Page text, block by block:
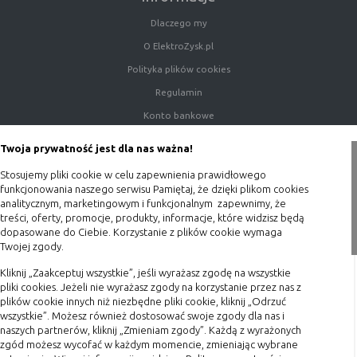
Twoja prywatność jest dla nas ważna!
Stosujemy pliki cookie w celu zapewnienia prawidłowego
funkcjonowania naszego serwisu Pamiętaj, że dzięki plikom cookies
analitycznym, marketingowym i funkcjonalnym zapewnimy, że
treści, oferty, promocje, produkty, informacje, które widzisz będą
dopasowane do Ciebie. Korzystanie z plików cookie wymaga
Twojej zgody.
Kliknij „Zaakceptuj wszystkie”, jeśli wyrażasz zgodę na wszystkie
pliki cookies. Jeżeli nie wyrażasz zgody na korzystanie przez nas z
plików cookie innych niż niezbędne pliki cookie, kliknij „Odrzuć
wszystkie”. Możesz również dostosować swoje zgody dla nas i
naszych partnerów, kliknij „Zmieniam zgody”. Każdą z wyrażonych
zgód możesz wycofać w każdym momencie, zmieniając wybrane
krzystania z niej,
- służą bardzo ważnym funkcjonalnościom
wybrane funkcje nie będą działać
prawidłowo.
Umożliwiają realizację modelu
udostępniona jest witryna, ich
zablokowanie nie spowoduje
niedostępności całości funkcjonalności
serwisu, ale może obniżyć poziom
świadczenia usługi ze względu na brak
możliwości realizacji przez właściciela
działanie serwisu. Do tej kategorii należą
np. cookies reklamowe.
B. Ze względu na czas przez jaki cookie będzie
Dlaczego my
O ElektroZysk.pl
Polityka plików cookies
Regulamin
Konto bankowe
Blog
Zakupy
Terminy realizacji
Koszty przesyłki
Dostawa
Reklamacje